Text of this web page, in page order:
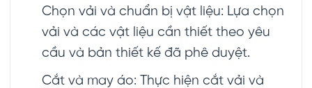
Chọn vải và chuẩn bị vật liệu: Lựa chọn
vải và các vật liệu cần thiết theo yêu
cầu và bản thiết kế đã phê duyệt.
Cắt và may áo: Thực hiện cắt vải và